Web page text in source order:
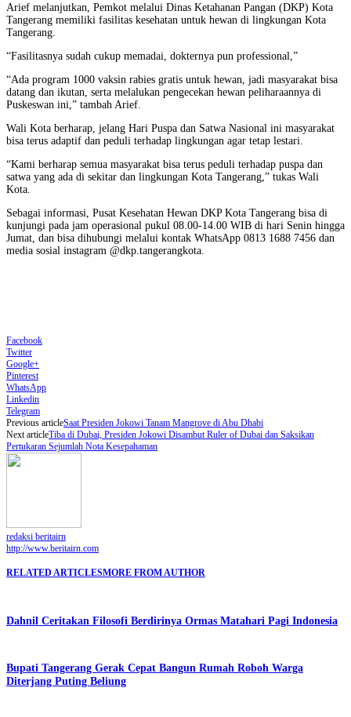
Arief melanjutkan, Pemkot melalui Dinas Ketahanan Pangan (DKP) Kota
Tangerang memiliki fasilitas kesehatan untuk hewan di lingkungan Kota
Tangerang.
“Fasilitasnya sudah cukup memadai, dokternya pun professional,”
“Ada program 1000 vaksin rabies gratis untuk hewan, jadi masyarakat bisa
datang dan ikutan, serta melalukan pengecekan hewan peliharaannya di
Puskeswan ini,” tambah Arief.
Wali Kota berharap, jelang Hari Puspa dan Satwa Nasional ini masyarakat
bisa terus adaptif dan peduli terhadap lingkungan agar tetap lestari.
“Kami berharap semua masyarakat bisa terus peduli terhadap puspa dan
satwa yang ada di sekitar dan lingkungan Kota Tangerang,” tukas Wali
Kota.
Sebagai informasi, Pusat Kesehatan Hewan DKP Kota Tangerang bisa di
kunjungi pada jam operasional pukul 08.00-14.00 WIB di hari Senin hingga
Jumat, dan bisa dihubungi melalui kontak WhatsApp 0813 1688 7456 dan
media sosial instagram @dkp.tangerangkota.
Facebook
Twitter
Google+
Pinterest
WhatsApp
Linkedin
Telegram
Previous articleSaat Presiden Jokowi Tanam Mangrove di Abu Dhabi
Next articleTiba di Dubai, Presiden Jokowi Disambut Ruler of Dubai dan Saksikan
Pertukaran Sejumlah Nota Kesepahaman
redaksi beritairn
http://www.beritairn.com
RELATED ARTICLESMORE FROM AUTHOR
Dahnil Ceritakan Filosofi Berdirinya Ormas Matahari Pagi Indonesia
Bupati Tangerang Gerak Cepat Bangun Rumah Roboh Warga
Diterjang Puting Beliung